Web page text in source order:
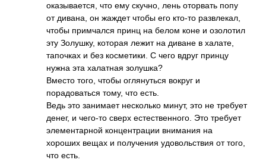
оказывается, что ему скучно, лень оторвать попу
от дивана, он жаждет чтобы его кто-то развлекал,
чтобы примчался принц на белом коне и озолотил
эту Золушку, которая лежит на диване в халате,
тапочках и без косметики. С чего вдруг принцу
нужна эта халатная золушка?
Вместо того, чтобы оглянуться вокруг и
порадоваться тому, что есть.
Ведь это занимает несколько минут, это не требует
денег, и чего-то сверх естественного. Это требует
элементарной концентрации внимания на
хороших вещах и получения удовольствия от того,
что есть.